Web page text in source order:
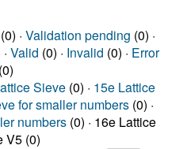
· Validation pending (0) ·
Valid (0) · Invalid (0) · Error
(0)
Sieve (0) · 15e Lattice
for smaller numbers (0) ·
numbers (0) · 16e Lattice
V5 (0)